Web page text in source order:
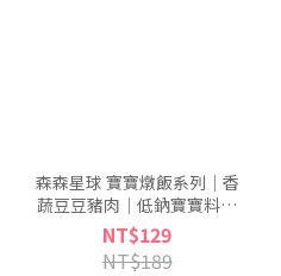
森森星球 寶寶燉飯系列｜香
蔬豆豆豬肉｜低鈉寶寶料理
盒｜單盒入｜適合1歲以上｜
冷凍
NT$129
NT$189